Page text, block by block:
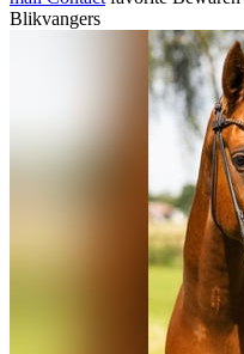
Blikvangers